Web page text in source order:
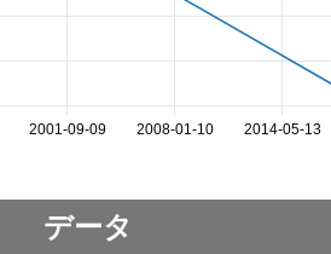
2001-09-09 2008-01-10 2014-05-13
データ